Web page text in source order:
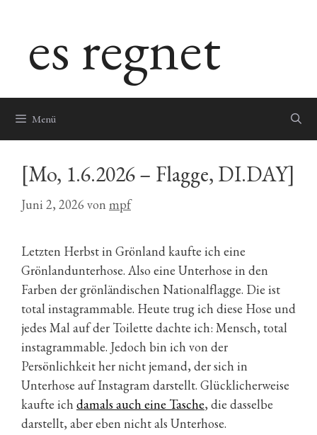
springenes regnet
Menü
[Mo, 1.6.2026 – Flagge, DI.DAY]
Juni 2, 2026 von mpf
Letzten Herbst in Grönland kaufte ich eine
Grönlandunterhose. Also eine Unterhose in den
Farben der grönländischen Nationalflagge. Die ist
total instagrammable. Heute trug ich diese Hose und
jedes Mal auf der Toilette dachte ich: Mensch, total
instagrammable. Jedoch bin ich von der
Persönlichkeit her nicht jemand, der sich in
Unterhose auf Instagram darstellt. Glücklicherweise
kaufte ich damals auch eine Tasche, die dasselbe
darstellt, aber eben nicht als Unterhose.